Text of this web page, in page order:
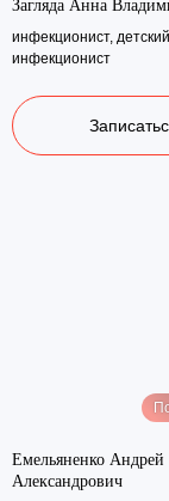
Загляда Анна
инфекционист, детский
инфекционист
Емельяненко Андрей
Александрович
от